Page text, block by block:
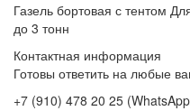
Газель бортовая с тентом
до 3 тонн
Контактная информация
Готовы ответить на любые
+7 (910) 478 20 25